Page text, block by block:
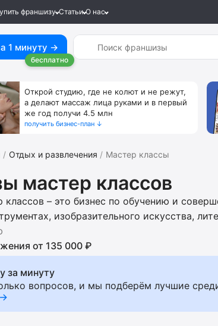
франшизу Статьи О нас
1 минуту →
бесплатно
Открой студию, где не колют и не режут,
а делают массаж лица руками и в первый
же год получи 4.5 млн
получить бизнес-план ↓
Отдых и развлечения Мастер классы
мастер классов
– это бизнес по обучению и
изобразительного искусства,
и т.д. Откройте мастерскую
научных и кулинарных школ. Получите
клиентов, юридической
разработанной маркетинговой
(линдогенерации), разработанному
В подборку попадают популярные
от 135 000 ₽
за минуту
вопросов, и мы подберём лучшие